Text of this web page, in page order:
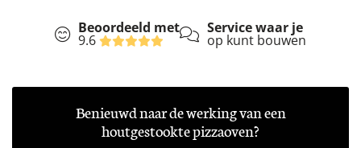
Beoordeeld met
9.6
Service waar je
op kunt bouwen
Benieuwd naar de werking van een
houtgestookte pizzaoven?